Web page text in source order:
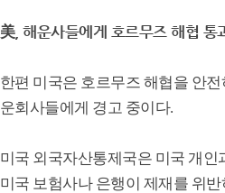
美, 해운사들에게 호르무즈 해협 통
한편 미국은 호르무즈 해협을 안
운회사들에게 경고 중이다.
미국 외국자산통제국은 미국 개
미국 보험사나 은행이 제재를 위